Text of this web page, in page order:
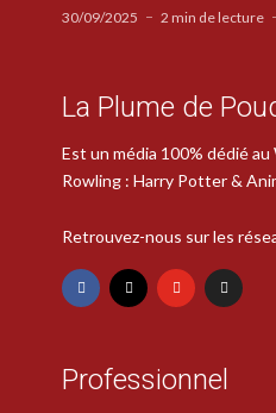
30/09/2025 2 min de lecture
La Plume de
Est un média 100% dédié
Rowling : Harry Potter &
Retrouvez-nous sur les
Professionnel